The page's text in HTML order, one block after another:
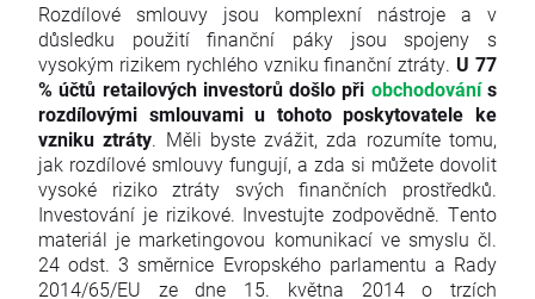
Rozdílové smlouvy jsou komplexní nástroje a v
důsledku použití finanční páky jsou spojeny s
vysokým rizikem rychlého vzniku finanční ztráty. U 77
% účtů retailových investorů došlo při obchodovánís
rozdílovými smlouvami u tohoto poskytovatele ke
vzniku ztráty. Měli byste zvážit, zda rozumíte tomu,
jak rozdílové smlouvy fungují, a zda si můžete dovolit
vysoké riziko ztráty svých finančních prostředků.
Investování je rizikové. Investujte zodpovědně. Tento
materiál je marketingovou komunikací ve smyslu čl.
24 odst. 3 směrnice Evropského parlamentu a Rady
2014/65/EU ze dne 15. května 2014 o trzích